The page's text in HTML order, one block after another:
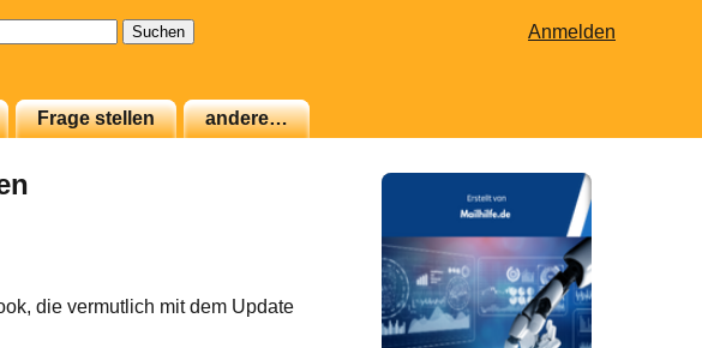
Anmelden
Frage stellen andere…
die vermutlich mit dem Update